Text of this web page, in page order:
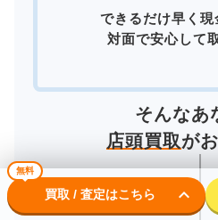
できるだけ早く現
対面で安心して
そんなあ
店頭買取が
無料
買取 / 査定はこちら keyboard_arrow_down